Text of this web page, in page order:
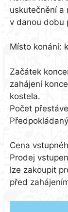
uskutečnění a
v danou dobu
Místo konání:
Začátek
zahájení
kostela.
Počet
Cena
Prodej
lze zakoupit
před